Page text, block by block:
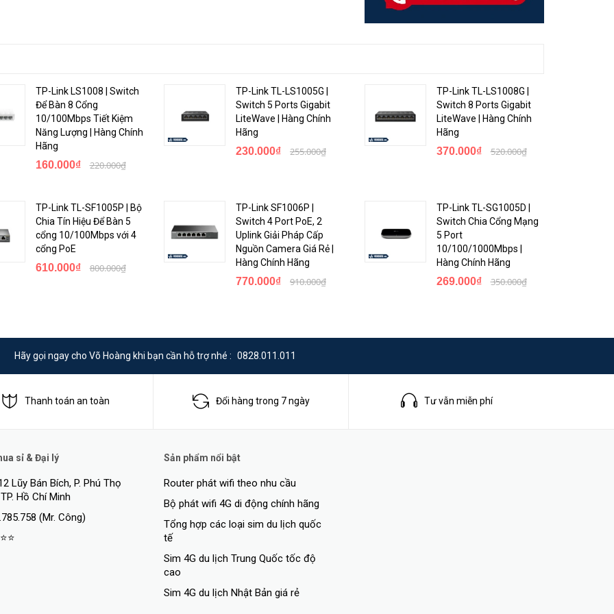
nguồn PoE at/af
control, 802.1p/DSCP priority mapping
Snooping, DHCP Relay, DHCP Option 82, IPV4/IPV6 static routing RIP/
protection/protection against TC-BPDU attack
rack
TP-Link LS1008 | Switch
Để Bàn 8 Cổng
10/100Mbps Tiết Kiệm
Năng Lượng | Hàng Chính
Hãng
160.000₫ 220.000₫
TP-Link TL-LS1005G |
Switch 5 Ports Gigabit
LiteWave | Hàng Chính
Hãng
230.000₫ 255.000₫
TP-Link TL-LS1008G |
Switch 8 Ports Gigabit
LiteWave | Hàng Chính
Hãng
370.000₫ 520.000₫
TP-Link TL-SF1005P | Bộ
Chia Tín Hiệu Để Bàn 5
cổng 10/100Mbps với 4
cổng PoE
610.000₫ 800.000₫
TP-Link SF1006P |
Switch 4 Port PoE, 2
Uplink Giải Pháp Cấp
Nguồn Camera Giá Rẻ |
Hàng Chính Hãng
770.000₫ 910.000₫
TP-Link TL-SG1005D |
Switch Chia Cổng Mạng
5 Port
10/100/1000Mbps |
Hàng Chính Hãng
269.000₫ 350.000₫
Hãy gọi ngay cho Võ Hoàng khi bạn cần hỗ trợ nhé : 0828.011.011
Thanh toán an toàn Đổi hàng trong 7 ngày Tư vẫn miễn phí
sỉ & Đại lý
Lũy Bán Bích, P. Phú Thọ
Hồ Chí Minh
(Mr. Công)
Sản phẩm nổi bật
Router phát wifi theo nhu cầu
Bộ phát wifi 4G di động chính hãng
Tổng hợp các loại sim du lịch quốc
tế
Sim 4G du lịch Trung Quốc tốc độ
cao
Sim 4G du lịch Nhật Bản giá rẻ